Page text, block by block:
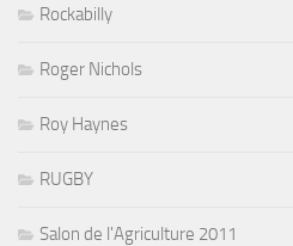
Rockabilly
Roger Nichols
Roy Haynes
RUGBY
Salon de l'Agriculture 2011